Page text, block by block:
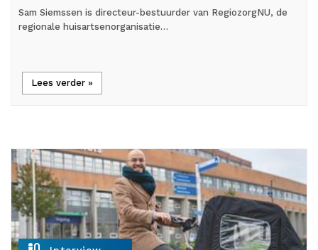
Sam Siemssen is directeur-bestuurder van RegiozorgNU, de
regionale huisartsenorganisatie…
Lees verder »